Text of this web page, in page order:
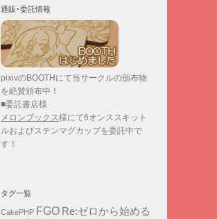
通販･委託情報
pixivのBOOTHにて当サークルの頒布物
を絶賛頒布中！
■委託書店様
メロンブックス様にて6オンススキット
ルおよびステンマグカップを委託中で
す！
タグ一覧
CakePHP FGO Re:ゼロから始める